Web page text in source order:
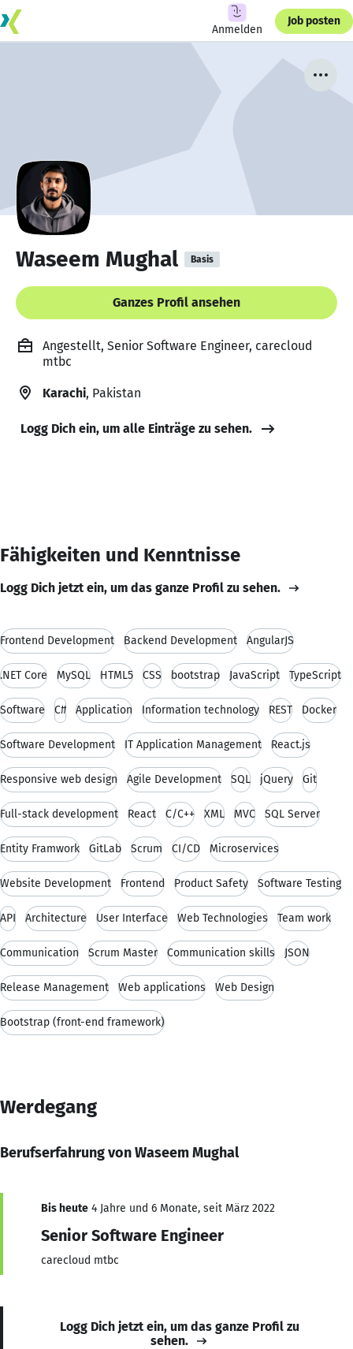
Anmelden
Job posten
Waseem Mughal Basis
Ganzes Profil ansehen
Angestellt, Senior Software Engineer, carecloud
mtbc
Karachi, Pakistan
Logg Dich ein, um alle Einträge zu sehen.
Fähigkeiten und Kenntnisse
Logg Dich jetzt ein, um das ganze Profil zu sehen.
Frontend Development Backend Development AngularJS
.NET Core MySQL HTML5 CSS bootstrap JavaScript TypeScript
Software C# Application Information technology REST Docker
Software Development IT Application Management React.js
Responsive web design Agile Development SQL jQuery Git
Full-stack development React C/C++ XML MVC SQL Server
Entity Framwork GitLab Scrum CI/CD Microservices
Website Development Frontend Product Safety Software Testing
API Architecture User Interface Web Technologies Team work
Communication Scrum Master Communication skills JSON
Release Management Web applications Web Design
Bootstrap (front-end framework)
Werdegang
Berufserfahrung von Waseem Mughal
Bis heute 4 Jahre und 6 Monate, seit März 2022
Senior Software Engineer
carecloud mtbc
Logg Dich jetzt ein, um das ganze Profil zu
sehen.